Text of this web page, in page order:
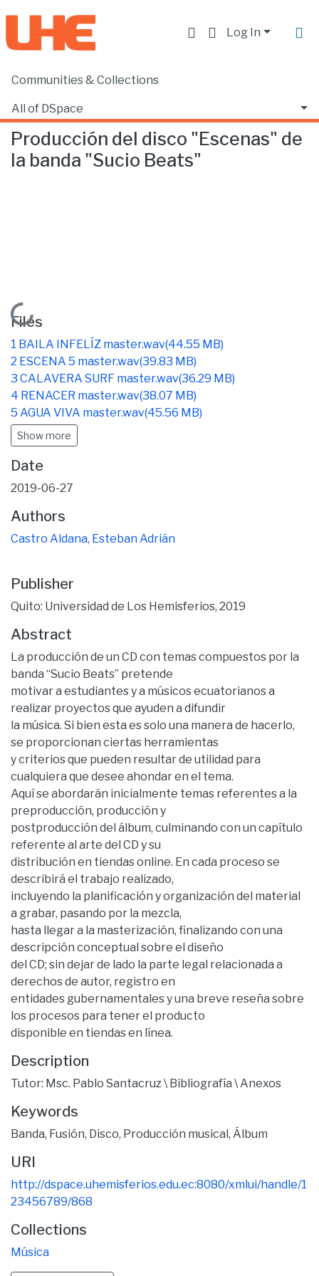
Log In
Communities & Collections
All of DSpace
Statistics
Home Escuela de Música
Producción del disco "Escenas" de
la banda "Sucio Beats"
Loading...
Files
1 BAILA INFELÍZ master.wav(44.55 MB)
2 ESCENA 5 master.wav(39.83 MB)
3 CALAVERA SURF master.wav(36.29 MB)
4 RENACER master.wav(38.07 MB)
5 AGUA VIVA master.wav(45.56 MB)
Show more
Date
2019-06-27
Authors
Castro Aldana, Esteban Adrián
Publisher
Quito: Universidad de Los Hemisferios, 2019
Abstract
La producción de un CD con temas compuestos por la
banda “Sucio Beats” pretende
motivar a estudiantes y a músicos ecuatorianos a
realizar proyectos que ayuden a difundir
la música. Si bien esta es solo una manera de hacerlo,
se proporcionan ciertas herramientas
y criterios que pueden resultar de utilidad para
cualquiera que desee ahondar en el tema.
Aquí se abordarán inicialmente temas referentes a la
preproducción, producción y
postproducción del álbum, culminando con un capítulo
referente al arte del CD y su
distribución en tiendas online. En cada proceso se
describirá el trabajo realizado,
incluyendo la planificación y organización del material
a grabar, pasando por la mezcla,
hasta llegar a la masterización, finalizando con una
descripción conceptual sobre el diseño
del CD; sin dejar de lado la parte legal relacionada a
derechos de autor, registro en
entidades gubernamentales y una breve reseña sobre
los procesos para tener el producto
disponible en tiendas en línea.
Description
Tutor: Msc. Pablo Santacruz \ Bibliografía \ Anexos
Keywords
Banda, Fusión, Disco, Producción musical, Álbum
URI
http://dspace.uhemisferios.edu.ec:8080/xmlui/handle/1
23456789/868
Collections
Música